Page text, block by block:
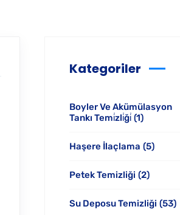
Kategoriler
Boyler Ve Akümülasyon
Tankı Temi̇zli̇ği̇ (1)
Haşere İlaçlama (5)
Petek Temizliği (2)
Su Deposu Temizliği (53)